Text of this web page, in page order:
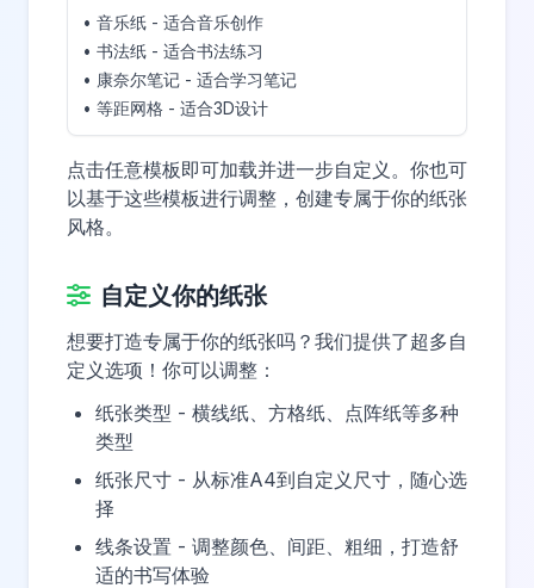
• 音乐纸 - 适合音乐创作
• 书法纸 - 适合书法练习
• 康奈尔笔记 - 适合学习笔记
• 等距网格 - 适合3D设计
点击任意模板即可加载并进一步自定义。你也可
以基于这些模板进行调整，创建专属于你的纸张
风格。
自定义你的纸张
想要打造专属于你的纸张吗？我们提供了超多自
定义选项！你可以调整：
纸张类型 - 横线纸、方格纸、点阵纸等多种
类型
纸张尺寸 - 从标准A4到自定义尺寸，随心选
择
线条设置 - 调整颜色、间距、粗细，打造舒
适的书写体验